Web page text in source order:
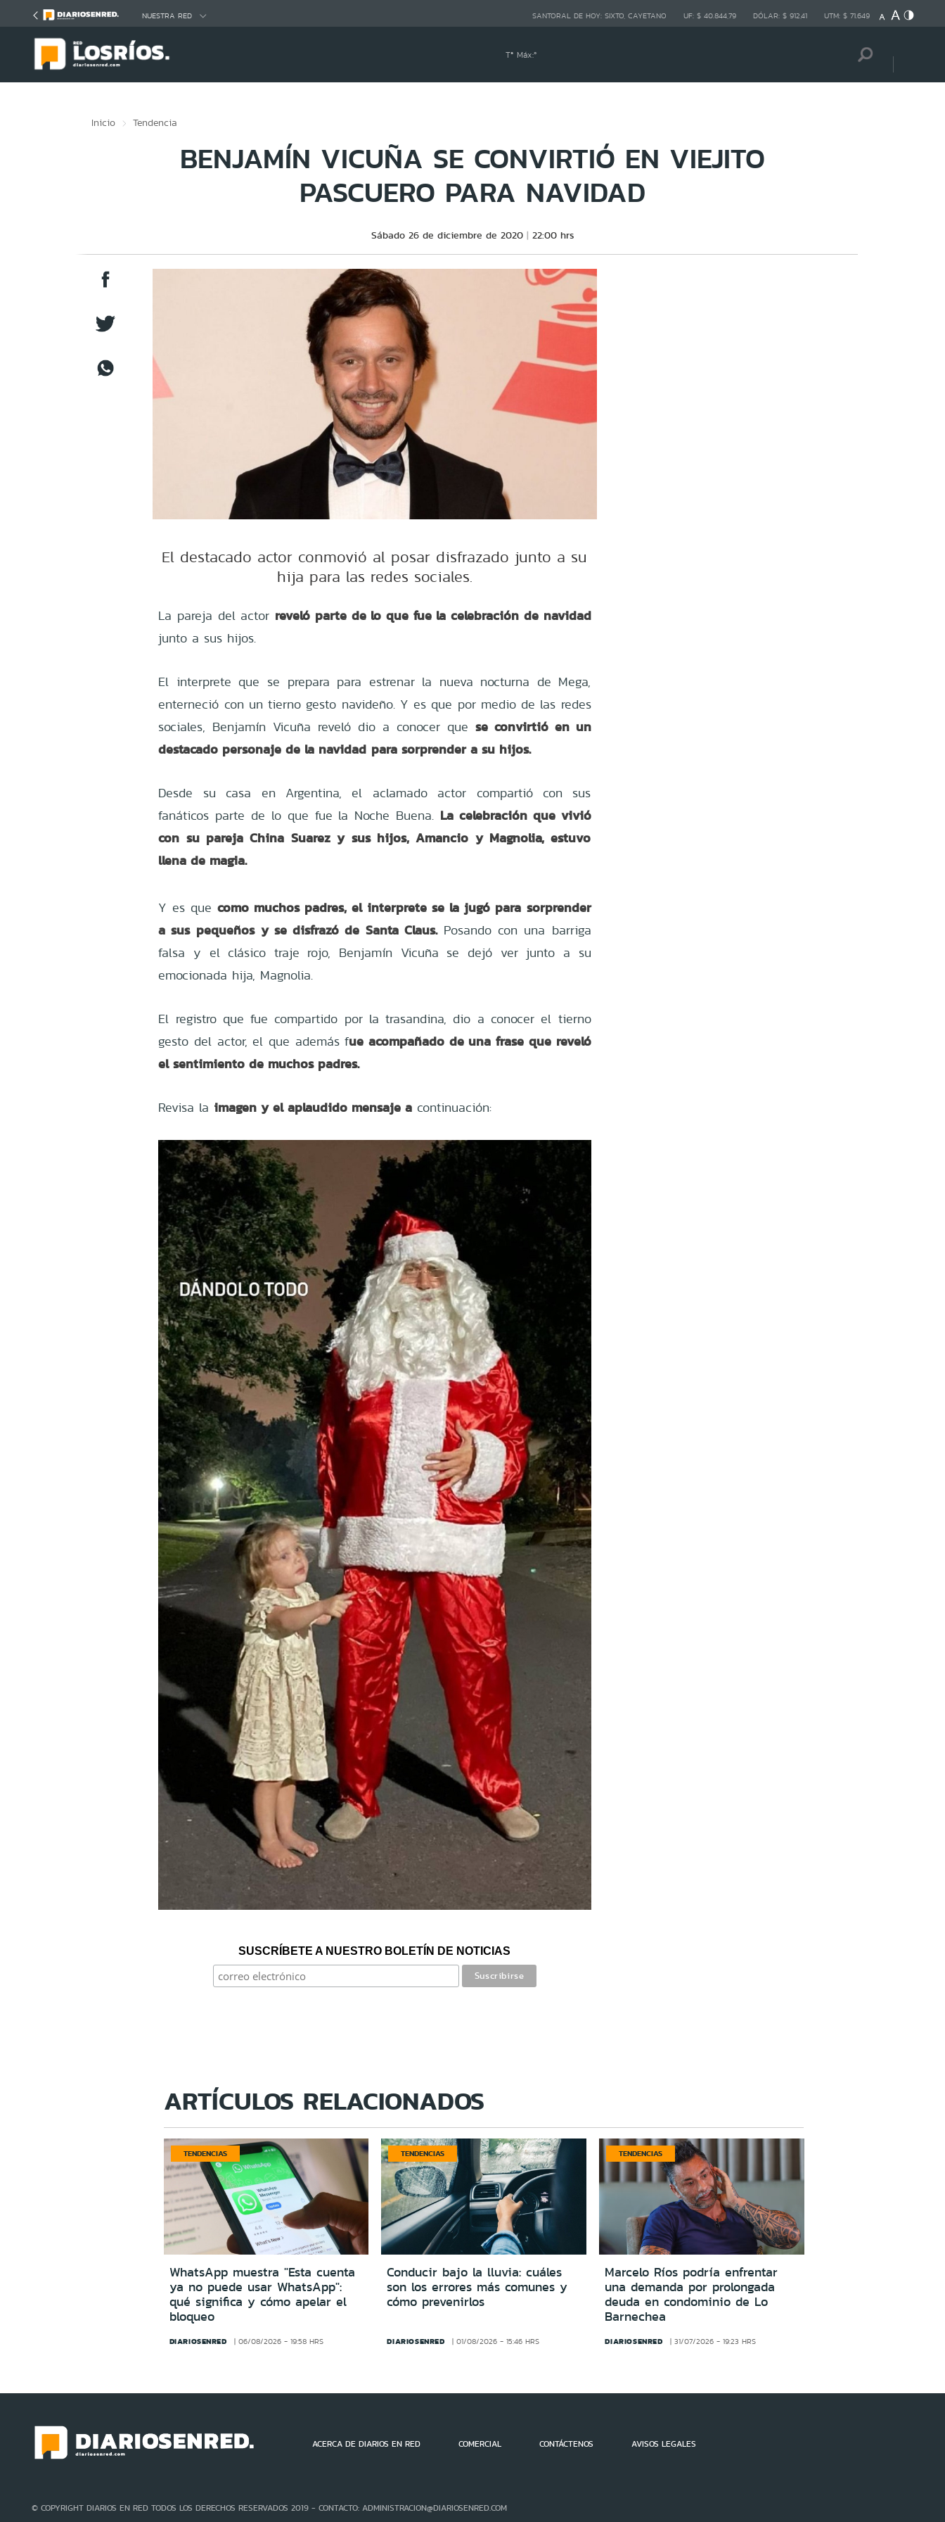
NUESTRA RED SANTORAL DE HOY: SIXTO, CAYETANO UF: $ 40.844,79 DÓLAR: $ 912,41 UTM: $ 71.649
Tª Máx:º
Inicio Tendencia
BENJAMÍN VICUÑA SE CONVIRTIÓ EN VIEJITO
PASCUERO PARA NAVIDAD
Sábado 26 de diciembre de 2020 22:00 hrs
El destacado actor conmovió al posar disfrazado junto a su
hija para las redes sociales.
La pareja del actor reveló parte de lo que fue la celebración de navidad
junto a sus hijos.
El interprete que se prepara para estrenar la nueva nocturna de Mega,
enterneció con un tierno gesto navideño. Y es que por medio de las redes
sociales, Benjamín Vicuña reveló dio a conocer que se convirtió en un
destacado personaje de la navidad para sorprender a su hijos.
Desde su casa en Argentina, el aclamado actor compartió con sus
fanáticos parte de lo que fue la Noche Buena. La celebración que vivió
con su pareja China Suarez y sus hijos, Amancio y Magnolia, estuvo
llena de magia.
Y es quecomo muchos padres, el interprete se la jugó para sorprender
a sus pequeños y se disfrazó de Santa Claus.Posando con una barriga
falsa y el clásico traje rojo, Benjamín Vicuña se dejó ver junto a su
emocionada hija, Magnolia.
El registro que fue compartido por la trasandina, dio a conocer el tierno
gesto del actor, el que además fue acompañado de una frase que reveló
el sentimiento de muchos padres.
Revisa la imagen y el aplaudido mensaje a continuación:
SUSCRÍBETE A NUESTRO BOLETÍN DE NOTICIAS
ARTÍCULOS RELACIONADOS
TENDENCIAS
WhatsApp muestra "Esta cuenta
ya no puede usar WhatsApp":
qué significa y cómo apelar el
bloqueo
DIARIOSENRED 06/08/2026 - 19:58 HRS
TENDENCIAS
Conducir bajo la lluvia: cuáles
son los errores más comunes y
cómo prevenirlos
DIARIOSENRED 01/08/2026 - 15:46 HRS
TENDENCIAS
Marcelo Ríos podría enfrentar
una demanda por prolongada
deuda en condominio de Lo
Barnechea
DIARIOSENRED 31/07/2026 - 19:23 HRS
ACERCA DE DIARIOS EN RED COMERCIAL CONTÁCTENOS AVISOS LEGALES
© COPYRIGHT DIARIOS EN RED TODOS LOS DERECHOS RESERVADOS 2019 - CONTACTO: ADMINISTRACION@DIARIOSENRED.COM